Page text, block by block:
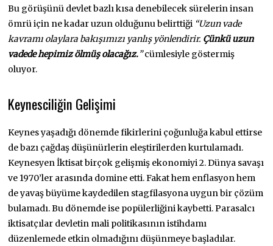
Bu görüşünü devlet bazlı kısa denebilecek sürelerin insan
ömrü için ne kadar uzun olduğunu belirttiği “Uzun vade
kavramı olaylara bakışımızı yanlış yönlendirir. Çünkü uzun
vadede hepimiz ölmüş olacağız.”cümlesiyle göstermiş
oluyor.
Keynesciliğin Gelişimi
Keynes yaşadığı dönemde fikirlerini çoğunluğa kabul ettirse
de bazı çağdaş düşünürlerin eleştirilerden kurtulamadı.
Keynesyen İktisat birçok gelişmiş ekonomiyi 2. Dünya savaşı
ve 1970’ler arasında domine etti. Fakat hem enflasyon hem
de yavaş büyüme kaydedilen stagfilasyona uygun bir çözüm
bulamadı. Bu dönemde ise popülerliğini kaybetti. Parasalcı
iktisatçılar devletin mali politikasının istihdamı
düzenlemede etkin olmadığını düşünmeye başladılar.